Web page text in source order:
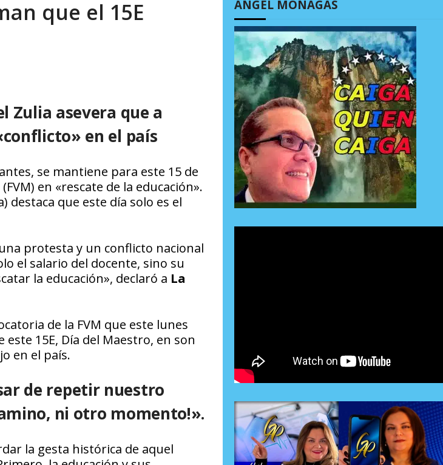
de l... AGOSTO 5, 2026
que el 15E
Zulia asevera que a
en el país
se mantiene para este 15 de
en «rescate de la educación».
destaca que este día solo es el
protesta y un conflicto nacional
el salario del docente, sino su
la educación», declaró a La
de la FVM que este lunes
15E, Día del Maestro, en son
en el país.
de repetir nuestro
ni otro momento!».
la gesta histórica de aquel
ÁNGEL MONAGAS